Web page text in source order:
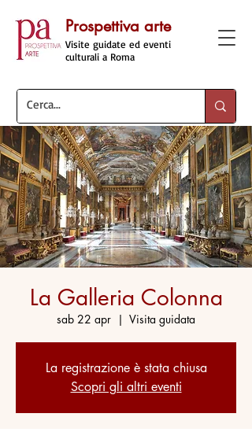
Visite guidate ed eventi
culturali a Roma
Prospettiva arte
La Galleria Colonna
sab 22 apr
  |
Visita guidata
La registrazione è stata chiusa
Scopri gli altri eventi